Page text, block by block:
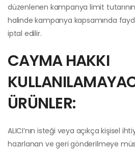
düzenlenen kampanya limit
halinde kampanya kapsamında
iptal edilir.
CAYMA HAKKI
ÜRÜNLER:
ALICI’nın isteği veya açıkça kişisel
hazırlanan ve geri gönderilmeye